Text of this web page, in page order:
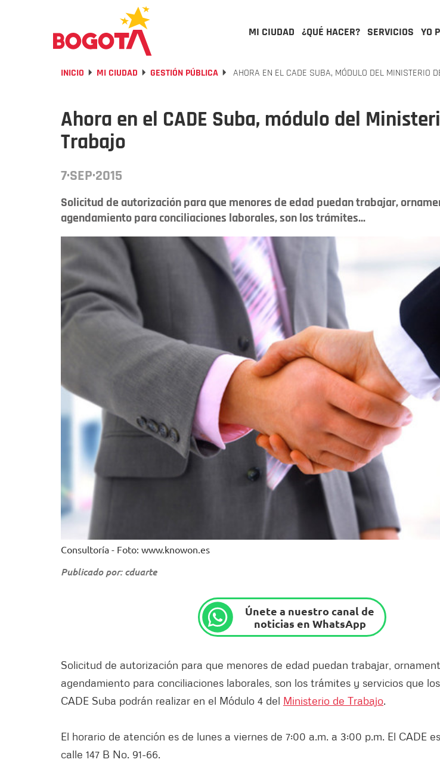
MI CIUDAD ¿QUÉ HACER? SERVICIOS YO
INICIO MI CIUDAD GESTIÓN PÚBLICA AHORA EN EL CADE SUBA, MÓDULO DEL MINISTERIO
Ahora en el CADE Suba, módulo del
Trabajo
7·SEP·2015
Solicitud de autorización para que menores de edad puedan trabajar,
agendamiento para conciliaciones laborales, son los trámites...
Consultoría - Foto: www.knowon.es
Publicado por: cduarte
Únete a nuestro canal de
noticias en WhatsApp
Solicitud de autorización para que menores de edad puedan trabajar,
agendamiento para conciliaciones laborales, son los trámites y servicios que
CADE Suba podrán realizar en el Módulo 4 del Ministerio de Trabajo
El horario de atención es de lunes a viernes de 7:00 a.m. a 3:00 p.m. El CADE
calle 147 B No. 91-66.